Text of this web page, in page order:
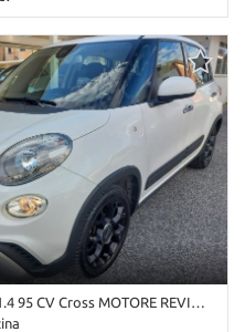
Manuale (5) • Antracite
• ABS • Airbag • Airbag
• Airbag testa •
• Autoradio • Bluetooth •
• Climatizzatore •
Cruise Control • ESP •
elettronico • Servosterzo •
• USB • Volante in pelle
95 CV Cross MOTORE REVISIONATO FULL OPT